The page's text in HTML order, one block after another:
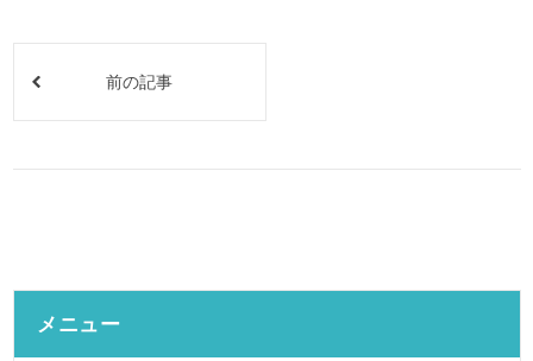
前の記事
メニュー